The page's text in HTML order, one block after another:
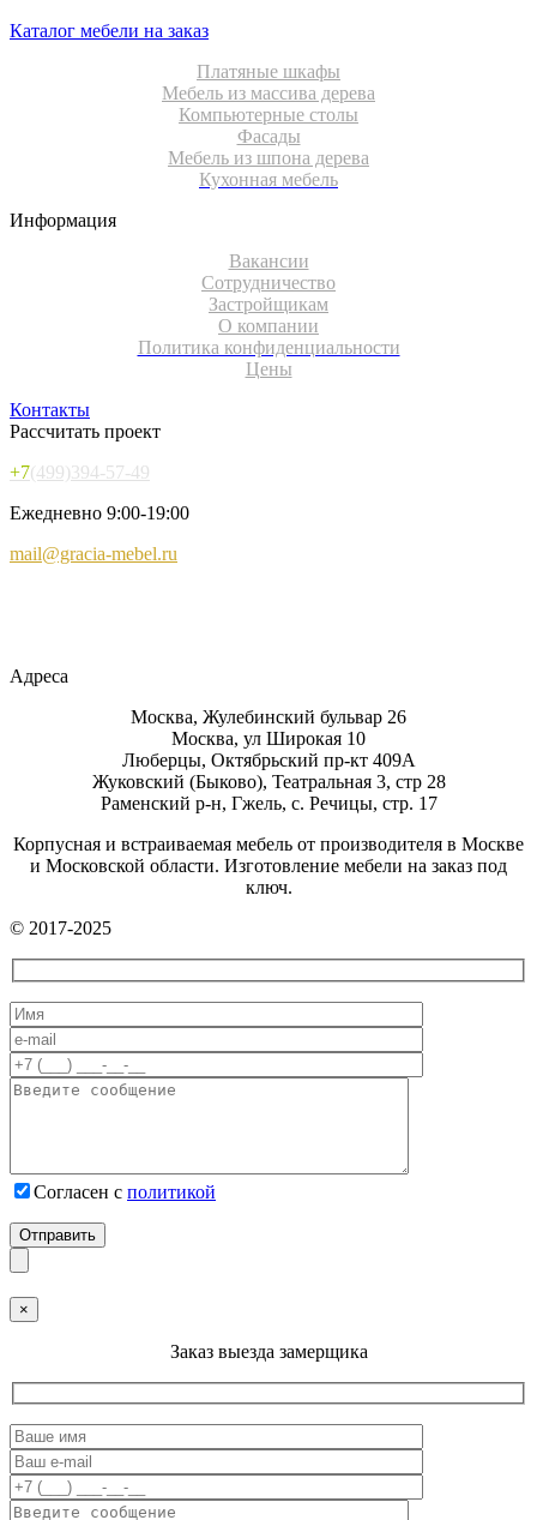
Каталог мебели на заказ
Платяные шкафы
Мебель из массива дерева
Компьютерные столы
Фасады
Мебель из шпона дерева
Кухонная мебель
Информация
Вакансии
Сотрудничество
Застройщикам
О компании
Политика конфиденциальности
Цены
Контакты
Рассчитать проект
+7(499)394-57-49
Ежедневно 9:00-19:00
mail@gracia-mebel.ru
Адреса
Москва, Жулебинский бульвар 26
Москва, ул Широкая 10
Люберцы, Октябрьский пр-кт 409А
Жуковский (Быково), Театральная 3, стр 28
Раменский р-н, Гжель, с. Речицы, стр. 17
Корпусная и встраиваемая мебель от производителя в Москве
и Московской области. Изготовление мебели на заказ под
ключ.
© 2017-2025
Согласен с политикой
×
Заказ выезда замерщика